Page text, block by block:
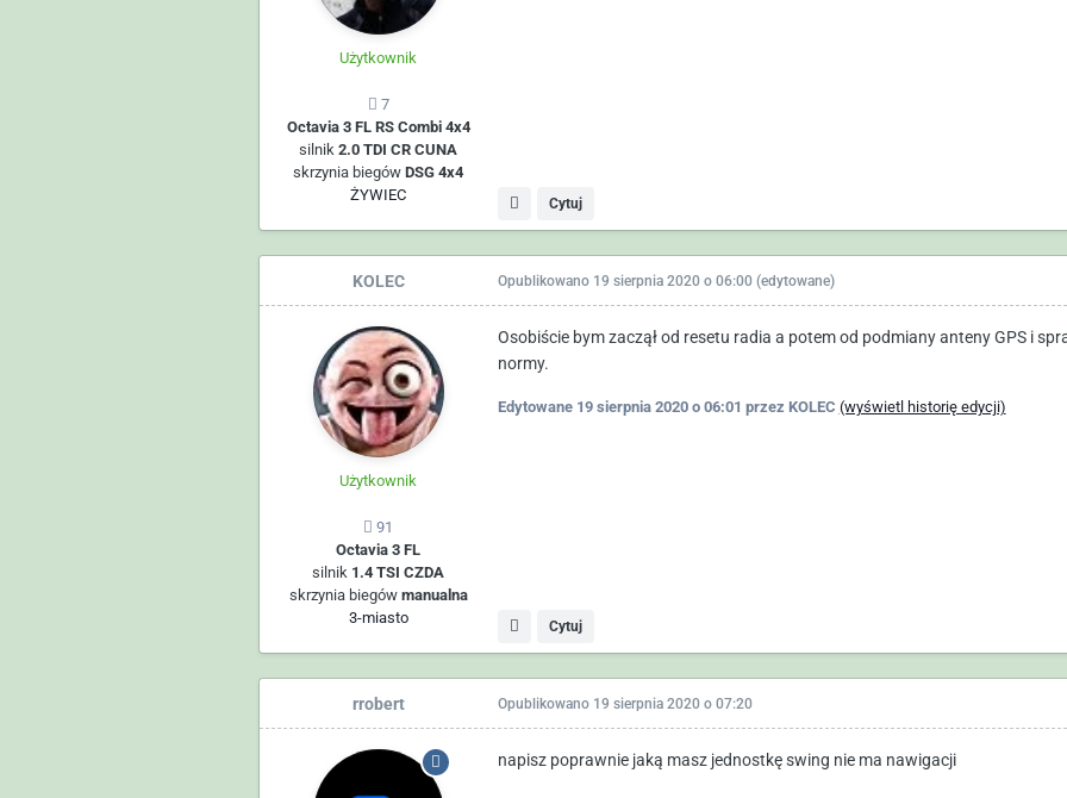
Użytkownik
7
Octavia 3 FL RS Combi 4x4
silnik2.0 TDI CR CUNA
skrzynia biegówDSG 4x4
ŻYWIEC
Cytuj
KOLEC
Użytkownik
91
Octavia 3 FL
silnik 1.4 TSI CZDA
skrzynia biegów manualna
3-miasto
Opublikowano 19 sierpnia 2020 o 06:00 (edytowane)
Osobiście bym zaczął od resetu radia a potem od podmiany anteny GPS i
normy.
Edytowane 19 sierpnia 2020 o 06:01 przez KOLEC (wyświetl historię edycji)
Cytuj
rrobert Opublikowano 19 sierpnia 2020 o 07:20
napisz poprawnie jaką masz jednostkę swing nie ma nawigacji